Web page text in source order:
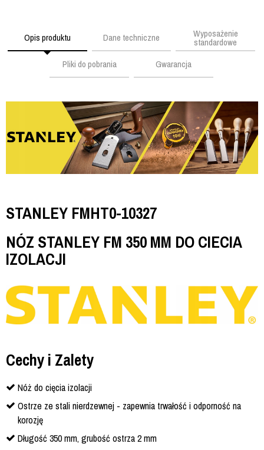
Opis produktu Dane techniczne Wyposażenie
standardowe
Pliki do pobrania
Gwarancja
STANLEY FMHT0-10327
NÓZ STANLEY FM 350 MM DO CIECIA
IZOLACJI
Cechy i Zalety
Nóż do cięcia izolacji
Ostrze ze stali nierdzewnej - zapewnia trwałość i odporność na
korozję
Długość 350 mm, grubość ostrza 2 mm